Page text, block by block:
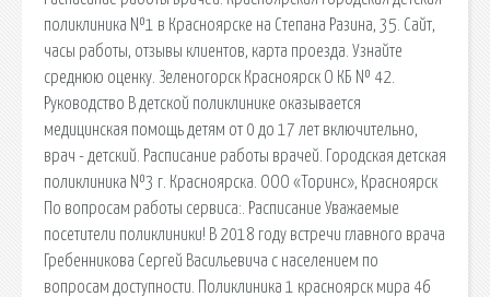
поликлиника №1 в Красноярске на Степана Разина, 35. Сайт,
часы работы, отзывы клиентов, карта проезда. Узнайте
среднюю оценку. Зеленогорск Красноярск О КБ № 42.
Руководство В детской поликлинике оказывается
медицинская помощь детям от 0 до 17 лет включительно,
врач - детский. Расписание работы врачей. Городская детская
поликлиника №3 г. Красноярска. ООО «Торинс», Красноярск
По вопросам работы сервиса:. Расписание Уважаемые
посетители поликлиники! В 2018 году встречи главного врача
Гребенникова Сергей Васильевича с населением по
вопросам доступности. Поликлиника 1 красноярск мира 46